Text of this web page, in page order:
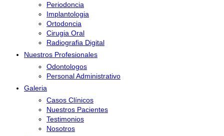
Periodoncia
Implantologia
Ortodoncia
Cirugia Oral
Radiografia Digital
Nuestros Profesionales
Odontologos
Personal Administrativo
Galeria
Casos Clínicos
Nuestros Pacientes
Testimonios
Nosotros